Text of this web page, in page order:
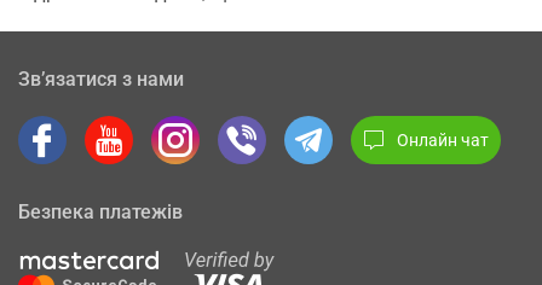
Зв’язатися з нами
Онлайн чат
Безпека платежів